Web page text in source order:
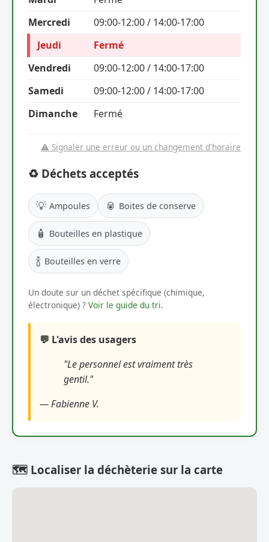
Mercredi
09:00-12:00 / 14:00-17:00
Jeudi
Fermé
Vendredi
09:00-12:00 / 14:00-17:00
Samedi
09:00-12:00 / 14:00-17:00
Dimanche
Fermé
⚠️ Signaler une erreur ou un changement d'horaire
♻️ Déchets acceptés
💡 Ampoules 🥫 Boites de conserve
🧴 Bouteilles en plastique
🍾 Bouteilles en verre
Un doute sur un déchet spécifique (chimique,
électronique) ? Voir le guide du tri.
💬 L'avis des usagers
"Le personnel est vraiment très
gentil."
— Fabienne V.
🗺️ Localiser la déchèterie sur la carte